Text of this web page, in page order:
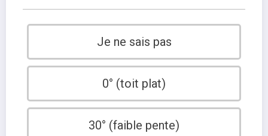
Je ne sais pas
0° (toit plat)
30° (faible pente)